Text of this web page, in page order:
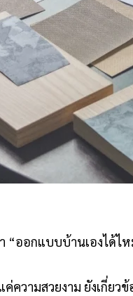
“ออกแบบบ้านเองได้
ความสวยงาม ยังเกี่ย